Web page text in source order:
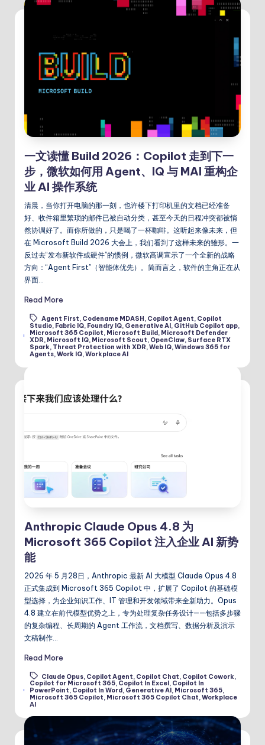
一文读懂 Build 2026：Copilot 走到下一
步，微软如何用 Agent、IQ 与 MAI 重构企
业 AI 操作系统
清晨，当你打开电脑的那一刻，也许楼下打印机里的文档已经准备
好、收件箱里繁琐的邮件已被自动分类，甚至今天的日程冲突都被悄
然协调好了。而你所做的，只是喝了一杯咖啡。这听起来像未来，但
在 Microsoft Build 2026 大会上，我们看到了这样未来的雏形。一
反过去“发布新软件或硬件”的惯例，微软高调宣示了一个全新的战略
方向：“Agent First”（智能体优先）。简而言之，软件的主角正在从
界面…
Read More
Tags:
Agent First, Codename MDASH, Copilot Agent, Copilot
Studio, Fabric IQ, Foundry IQ, Generative AI, GitHub Copilot app,
Microsoft 365 Copilot, Microsoft Build, Microsoft Defender
XDR, Microsoft IQ, Microsoft Scout, OpenClaw, Surface RTX
Spark, Threat Protection with XDR,Web IQ,Windows 365 for
Agents,Work IQ,Workplace AI
Anthropic Claude Opus 4.8 为
Microsoft 365 Copilot 注入企业 AI 新势
能
2026 年 5 月28日，Anthropic 最新 AI 大模型 Claude Opus 4.8
正式集成到 Microsoft 365 Copilot 中，扩展了 Copilot 的基础模
型选择，为企业知识工作、IT 管理和开发领域带来全新助力。Opus
4.8 建立在前代模型优势之上，专为处理复杂任务设计——包括多步骤
的复杂编程、长周期的 Agent 工作流，文档撰写、数据分析及演示
文稿制作…
Read More
Tags:
Claude Opus Copilot Agent Copilot Chat Copilot Cowork
Copilot for Microsoft 365, Copilot In Excel , Copilot In
PowerPoint, Copilot In Word , Generative AI , Microsoft 365,
Microsoft 365 Copilot, Microsoft 365 Copilot Chat,Workplace
AI